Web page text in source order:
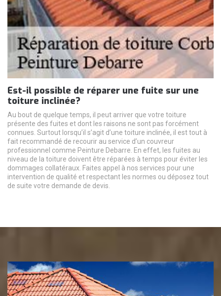
Est-il possible de réparer une fuite sur une
toiture inclinée?
Au bout de quelque temps, il peut arriver que votre toiture
présente des fuites et dont les raisons ne sont pas forcément
connues. Surtout lorsqu’il s’agit d’une toiture inclinée, il est tout à
fait recommandé de recourir au service d’un couvreur
professionnel comme Peinture Debarre. En effet, les fuites au
niveau de la toiture doivent être réparées à temps pour éviter les
dommages collatéraux. Faites appel à nos services pour une
intervention de qualité et respectant les normes ou déposez tout
de suite votre demande de devis.